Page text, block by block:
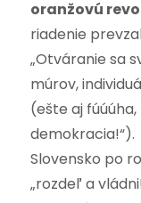
oranžovú
riadenie
„Otváranie sa
múrov,
(ešte aj
demokracia!“).
Slovensko po
„rozdeľ a